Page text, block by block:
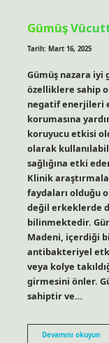
Gümüş
Tarih: Mart 16, 2025
Gümüş nazara iyi
özelliklere sahip
negatif enerjileri
korumasına
koruyucu etkisi
olarak
sağlığına etki
Klinik
faydaları olduğu
değil erkeklerde
bilinmektedir.
Madeni, içerdiği
antibakteriyel
veya kolye
girmesini önler.
sahiptir ve…
Devamını okuyun